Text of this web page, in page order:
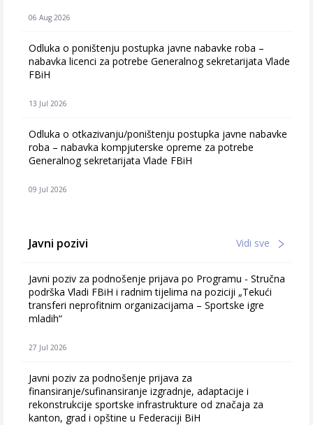
06 Aug 2026
Odluka o poništenju postupka javne nabavke roba –
nabavka licenci za potrebe Generalnog sekretarijata Vlade
FBiH
13 Jul 2026
Odluka o otkazivanju/poništenju postupka javne nabavke
roba – nabavka kompjuterske opreme za potrebe
Generalnog sekretarijata Vlade FBiH
09 Jul 2026
Javni pozivi Vidi sve
Javni poziv za podnošenje prijava po Programu - Stručna
podrška Vladi FBiH i radnim tijelima na poziciji „Tekući
transferi neprofitnim organizacijama – Sportske igre
mladih“
27 Jul 2026
Javni poziv za podnošenje prijava za
finansiranje/sufinansiranje izgradnje, adaptacije i
rekonstrukcije sportske infrastrukture od značaja za
kanton, grad i opštine u Federaciji BiH